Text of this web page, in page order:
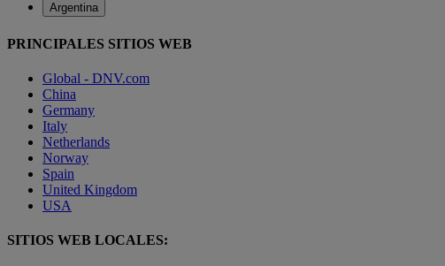
Argentina
PRINCIPALES SITIOS WEB
Global - DNV.com
China
Germany
Italy
Netherlands
Norway
Spain
United Kingdom
USA
SITIOS WEB LOCALES: